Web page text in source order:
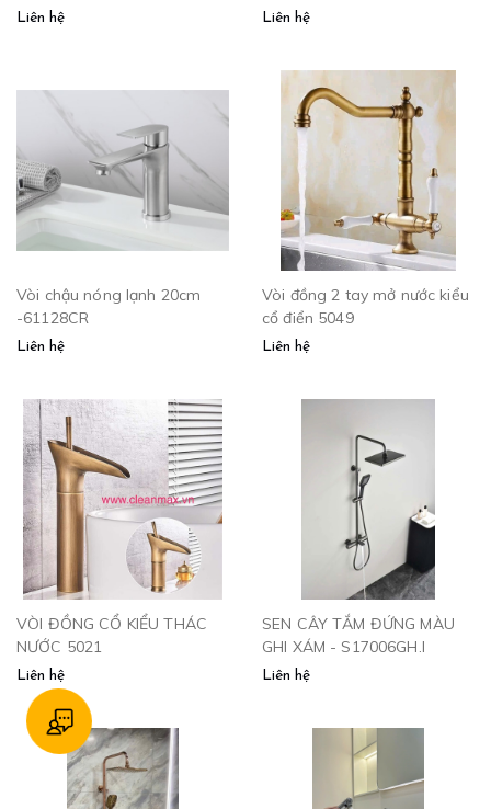
Liên hệ Liên hệ
Vòi chậu nóng lạnh 20cm
-61128CR
Liên hệ
Vòi đồng 2 tay mở nước kiểu
cổ điển 5049
Liên hệ
VÒI ĐỒNG CỔ KIỂU THÁC
NƯỚC 5021
Liên hệ
SEN CÂY TẮM ĐỨNG MÀU
GHI XÁM - S17006GH.I
Liên hệ